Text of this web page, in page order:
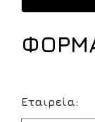
Εταιρεία: